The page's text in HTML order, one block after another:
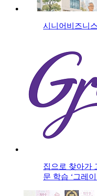
시니어비즈니
집으로 찾아가
문 학습 ‘그레이